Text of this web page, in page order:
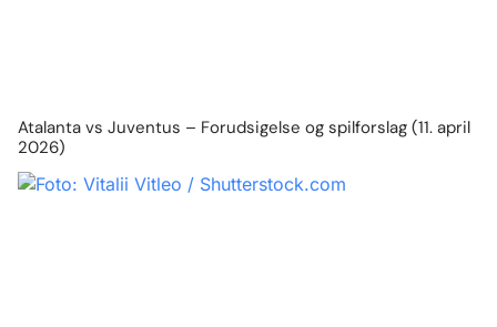
Atalanta vs Juventus – Forudsigelse og spilforslag (11. april
2026)